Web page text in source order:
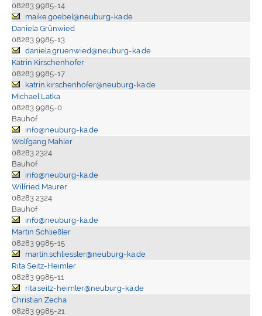
08283 9985-14
maike.goebel@neuburg-ka.de
Daniela Grünwied
08283 9985-13
daniela.gruenwied@neuburg-ka.de
Katrin Kirschenhofer
08283 9985-17
katrin.kirschenhofer@neuburg-ka.de
Michael Latka
08283 9985-0
Bauhof
info@neuburg-ka.de
Wolfgang Mahler
08283 2324
Bauhof
info@neuburg-ka.de
Wilfried Maurer
08283 2324
Bauhof
info@neuburg-ka.de
Martin Schließler
08283 9985-15
martin.schliessler@neuburg-ka.de
Rita Seitz-Heimler
08283 9985-11
rita.seitz-heimler@neuburg-ka.de
Christian Zecha
08283 9985-21